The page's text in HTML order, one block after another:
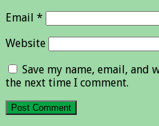
Email *
Website
Save my name, email,
the next time I comment.